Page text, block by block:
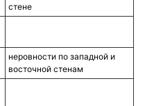
стене
неровности по западной и
восточной стенам